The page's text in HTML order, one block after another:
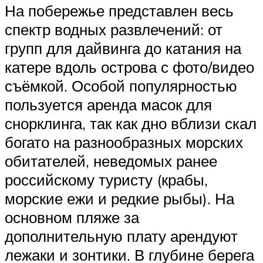
На побережье представлен весь
спектр водных развлечений: от
групп для дайвинга до катания на
катере вдоль острова с фото/видео
съёмкой. Особой популярностью
пользуется аренда масок для
снорклинга, так как дно вблизи скал
богато на разнообразных морских
обитателей, неведомых ранее
российскому туристу (крабы,
морские ежи и редкие рыбы). На
основном пляже за
дополнительную плату арендуют
лежаки и зонтики. В глубине берега